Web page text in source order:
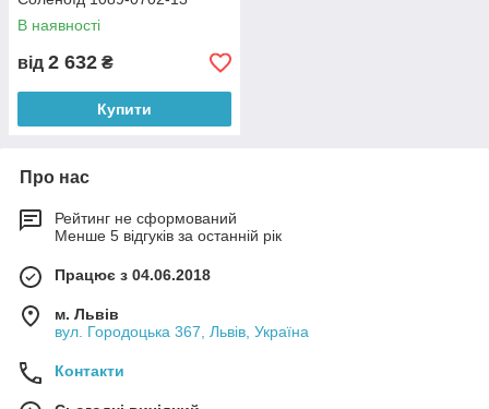
В наявності
від 2 632 ₴
Купити
Про нас
Рейтинг не сформований
Менше 5 відгуків за останній рік
Працює з 04.06.2018
м. Львів
вул. Городоцька 367, Львів, Україна
Контакти